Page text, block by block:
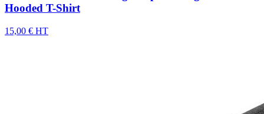
Hooded T-Shirt
15,00 € HT